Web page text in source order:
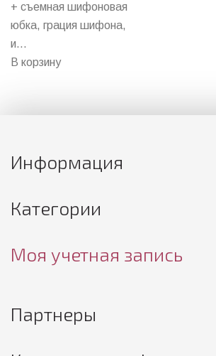
+ съемная шифоновая
юбка, грация шифона,
и...
В корзину
Информация
Категории
Моя учетная запись
Партнеры